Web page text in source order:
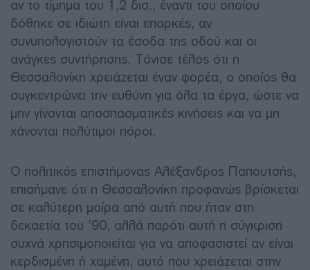
αν το τίμημα του 1,2 δισ., έναντι του οποίου
δόθηκε σε ιδιώτη είναι επαρκές, αν
συνυπολογιστούν τα έσοδα της οδού και οι
ανάγκες συντήρησης. Τόνισε τέλος ότι η
Θεσσαλονίκη χρειάζεται έναν φορέα, ο οποίος θα
συγκεντρώνει την ευθύνη για όλα τα έργα, ώστε να
μην γίνονται αποσπασματικές κινήσεις και να μη
χάνονται πολύτιμοι πόροι.
Ο πολιτικός επιστήμονας Αλέξανδρος Παπουτσής,
επισήμανε ότι η Θεσσαλονίκη προφανώς βρίσκεται
σε καλύτερη μοίρα από αυτή που ήταν στη
δεκαετία του ’90, αλλά παρότι αυτή η σύγκριση
συχνά χρησιμοποιείται για να αποφασιστεί αν είναι
κερδισμένη ή χαμένη, αυτό που χρειάζεται στην